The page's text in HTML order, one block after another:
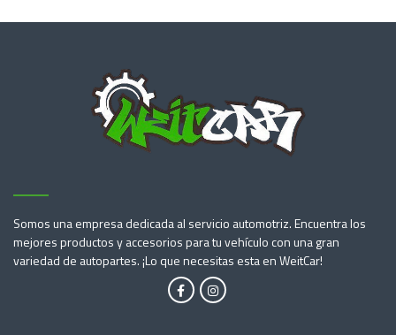
Somos una empresa dedicada al servicio automotriz. Encuentra los
mejores productos y accesorios para tu vehículo con una gran
variedad de autopartes. ¡Lo que necesitas esta en WeitCar!